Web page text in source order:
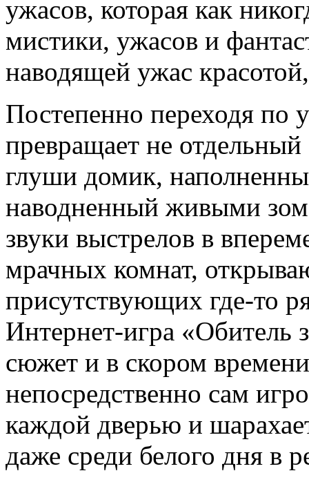
ужасов, которая как
мистики, ужасов и
наводящей ужас
Постепенно переходя по
превращает не
глуши домик,
наводненный живыми
звуки выстрелов в
мрачных комнат,
присутствующих где-то
Интернет-игра «Обитель
сюжет и в скором
непосредственно сам
каждой дверью и
даже среди белого дня в